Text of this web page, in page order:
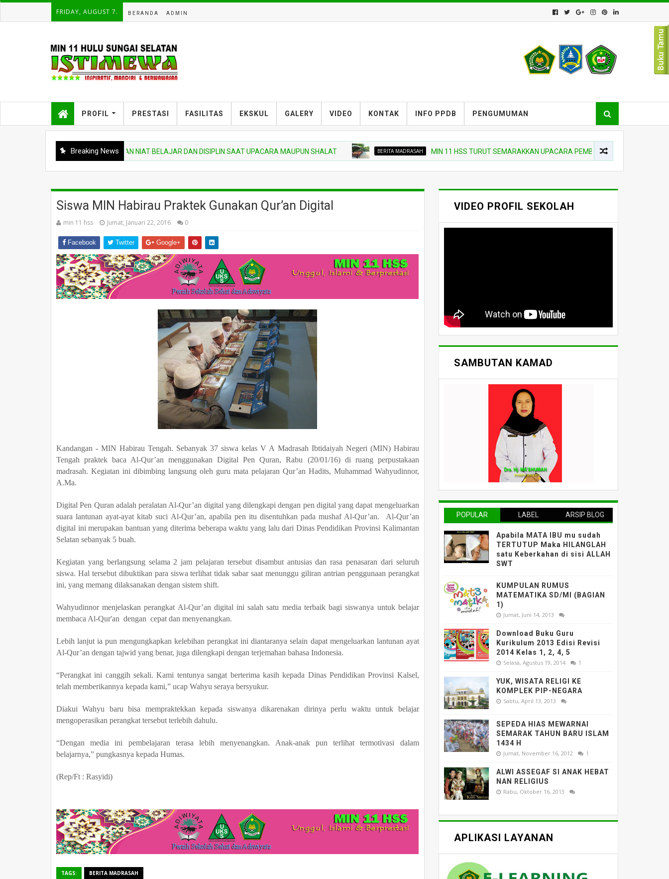
FRIDAY, AUGUST 7. BERANDA ADMIN
PROFIL PRESTASI FASILITAS EKSKUL GALERY VIDEO KONTAK INFO PPDB PENGUMUMAN
Breaking News
PEMBINA UPACARA TEKANKAN NIAT BELAJAR DAN DISIPLIN SAAT UPACARA MAUPUN SHALAT BERITA MADRASAH MIN 11 HSS TURUT SEMARAKKAN UPACARA PEMBUKAAN SIAGA SCOUT
Siswa MIN Habirau Praktek Gunakan Qur’an Digital
min 11 hss Jumat, Januari 22, 2016 0
Facebook Twitter Google+
Kandangan - MIN Habirau Tengah. Sebanyak 37 siswa kelas V A Madrasah Ibtidaiyah Negeri (MIN) Habirau
Tengah praktek baca Al-Qur’an menggunakan Digital Pen Quran, Rabu (20/01/16) di ruang perpustakaan
madrasah. Kegiatan ini dibimbing langsung oleh guru mata pelajaran Qur’an Hadits, Muhammad Wahyudinnor,
A.Ma.
Digital Pen Quran adalah peralatan Al-Qur’an digital yang dilengkapi dengan pen digital yang dapat mengeluarkan
suara lantunan ayat-ayat kitab suci Al-Qur’an, apabila pen itu disentuhkan pada mushaf Al-Qur’an.
Al-Qur’an
digital inimerupakan bantuan yang diterima beberapa waktu yang lalu dari Dinas Pendidikan Provinsi Kalimantan
Selatan sebanyak 5 buah.
Kegiatan yang berlangsung selama 2 jam pelajaran tersebut disambut antusiasdan rasa penasaran dari seluruh
siswa. Hal tersebut dibuktikan para siswa terlihat tidak sabar saat menunggu giliran antrian penggunaan perangkat
ini, yang memang dilaksanakan dengan sistem shift.
Wahyudinnor menjelaskan perangkat Al-Qur’an digital ini salah satu media terbaikbagi siswanya untuk belajar
membaca Al-Qur'an dengan cepat dan menyenangkan.
Lebih lanjut ia pun mengungkapkan kelebihan perangkat ini diantaranya selain dapat mengeluarkan lantunan ayat
Al-Qur’an dengan tajwid yang benar, juga dilengkapi dengan terjemahan bahasa Indonesia.
“Perangkat ini canggih sekali. Kami tentunya sangat berterima kasih kepada Dinas Pendidikan Provinsi Kalsel,
telah memberikannya kepada kami,” ucap Wahyu seraya bersyukur.
Diakui Wahyu baru bisa mempraktekkan kepada siswanya dikarenakan dirinya perlu waktu untuk belajar
mengoperasikan perangkat tersebut terlebih dahulu.
“Dengan media ini pembelajaran terasa lebih menyenangkan. Anak-anak pun terlihat termotivasi dalam
belajarnya,” pungkasnya kepada Humas.
(Rep/Ft : Rasyidi)
TAGS: BERITA MADRASAH
VIDEO PROFIL SEKOLAH
SAMBUTAN KAMAD
POPULAR LABEL ARSIP BLOG
Apabila MATA IBU mu sudah
TERTUTUP Maka HILANGLAH
satu Keberkahan di sisi ALLAH
SWT
KUMPULAN RUMUS
MATEMATIKA SD/MI (BAGIAN
1)
Jumat, Juni 14, 2013
Download Buku Guru
Kurikulum 2013 Edisi Revisi
2014 Kelas 1, 2, 4, 5
Selasa, Agustus 19, 2014 1
YUK, WISATA RELIGI KE
KOMPLEK PIP-NEGARA
Sabtu, April 13, 2013
SEPEDA HIAS MEWARNAI
SEMARAK TAHUN BARU ISLAM
1434 H
Jumat, November 16, 2012 1
ALWI ASSEGAF SI ANAK HEBAT
NAN RELIGIUS
Rabu, Oktober 16, 2013
APLIKASI LAYANAN